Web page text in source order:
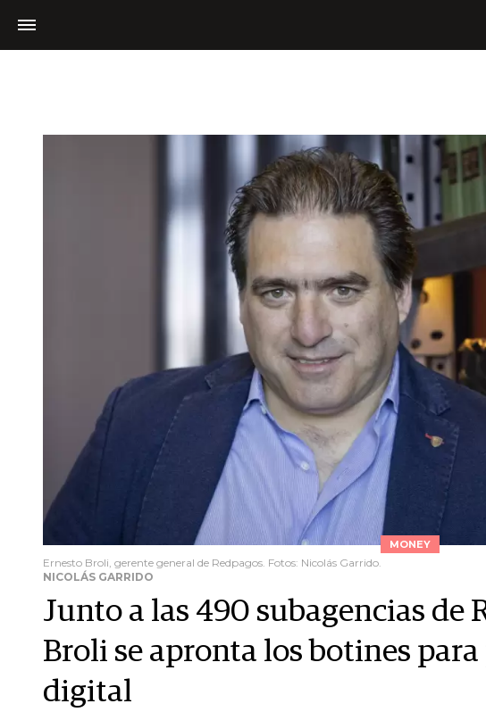
MONEY
Ernesto Broli, gerente general de Redpagos. Fotos: Nicolás Garrido.
NICOLÁS GARRIDO
Junto a las 490 subagencias de
Broli se apronta los botines
digital